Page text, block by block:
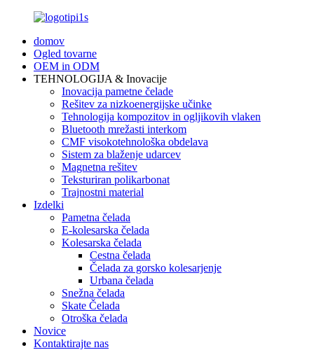
domov
Ogled tovarne
OEM in ODM
TEHNOLOGIJA & Inovacije
Inovacija pametne čelade
Rešitev za nizkoenergijske učinke
Tehnologija kompozitov in ogljikovih vlaken
Bluetooth mrežasti interkom
CMF visokotehnološka obdelava
Sistem za blaženje udarcev
Magnetna rešitev
Teksturiran polikarbonat
Trajnostni material
Izdelki
Pametna čelada
E-kolesarska čelada
Kolesarska čelada
Cestna čelada
Čelada za gorsko kolesarjenje
Urbana čelada
Snežna čelada
Skate Čelada
Otroška čelada
Novice
Kontaktirajte nas